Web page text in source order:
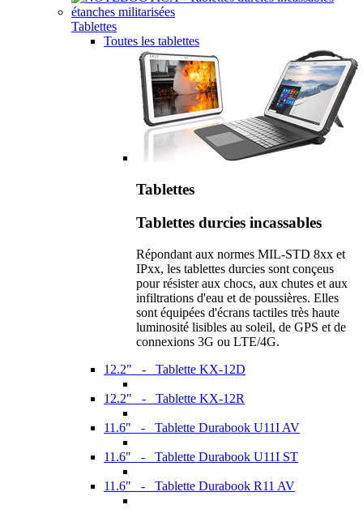
Tablettes
Toutes les tablettes
Tablettes
Tablettes durcies incassables
Répondant aux normes MIL-STD 8xx et
IPxx, les tablettes durcies sont conçeus
pour résister aux chocs, aux chutes et aux
infiltrations d'eau et de poussières. Elles
sont équipées d'écrans tactiles très haute
luminosité lisibles au soleil, de GPS et de
connexions 3G ou LTE/4G.
12.2" - Tablette KX-12D
12.2" - Tablette KX-12R
11.6" - Tablette Durabook U11I AV
11.6" - Tablette Durabook U11I ST
11.6" - Tablette Durabook R11 AV